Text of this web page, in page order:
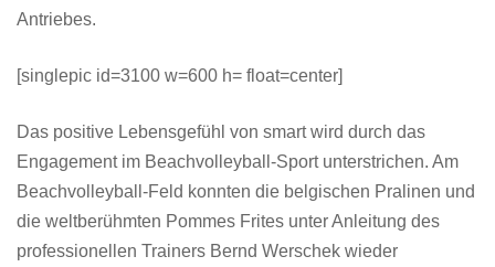
Antriebes.
[singlepic id=3100 w=600 h= float=center]
Das positive Lebensgefühl von smart wird durch das
Engagement im Beachvolleyball-Sport unterstrichen. Am
Beachvolleyball-Feld konnten die belgischen Pralinen und
die weltberühmten Pommes Frites unter Anleitung des
professionellen Trainers Bernd Werschek wieder